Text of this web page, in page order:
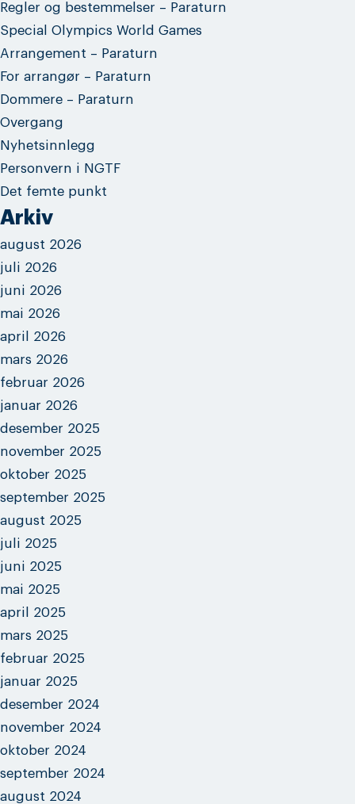
Regler og bestemmelser – Paraturn
Special Olympics World Games
Arrangement – Paraturn
For arrangør – Paraturn
Dommere – Paraturn
Overgang
Nyhetsinnlegg
Personvern i NGTF
Det femte punkt
Arkiv
august 2026
juli 2026
juni 2026
mai 2026
april 2026
mars 2026
februar 2026
januar 2026
desember 2025
november 2025
oktober 2025
september 2025
august 2025
juli 2025
juni 2025
mai 2025
april 2025
mars 2025
februar 2025
januar 2025
desember 2024
november 2024
oktober 2024
september 2024
august 2024